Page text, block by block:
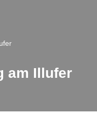
am Illufer